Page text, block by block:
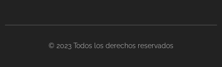
© 2023 Todos los derechos reservados